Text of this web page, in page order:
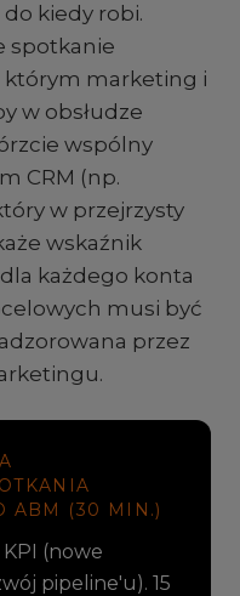
do kiedy robi.
spotkanie
którym marketing i
w obsłudze
wspólny
CRM (np.
w przejrzysty
wskaźnik
każdego konta
musi być
przez
ABM (30 MIN.)
(nowe
pipeline'u). 15